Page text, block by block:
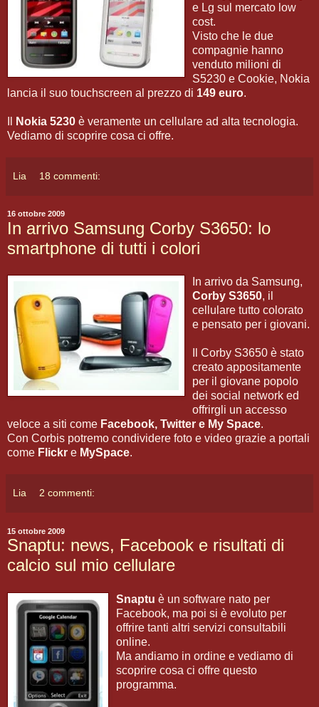
e Lg sul mercato low
cost.
Visto che le due
compagnie hanno
venduto milioni di
S5230 e Cookie, Nokia
lancia il suo touchscreen al prezzo di 149 euro.
Nokia 5230 è veramente un cellulare ad alta tecnologia.
Vediamo di scoprire cosa ci offre.
Lia 18 commenti:
16 ottobre 2009
In arrivo Samsung Corby S3650: lo
smartphone di tutti i colori
In arrivo da Samsung,
Corby S3650, il
cellulare tutto colorato
e pensato per i giovani.
Il Corby S3650 è stato
creato appositamente
per il giovane popolo
dei social network ed
offrirgli un accesso
veloce a siti come Facebook, Twitter e My Space.
Con Corbis potremo condividere foto e video grazie a portali
come Flickr e MySpace.
Lia 2 commenti:
15 ottobre 2009
Snaptu: news, Facebook e risultati di
calcio sul mio cellulare
Snaptu è un software nato per
Facebook, ma poi si è evoluto per
offrire tanti altri servizi consultabili
online.
Ma andiamo in ordine e vediamo di
scoprire cosa ci offre questo
programma.